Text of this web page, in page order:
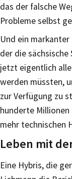
das der falsche
Probleme selbst
Und ein
der die
jetzt eigentlich
werden müssten,
zur Verfügung zu
hunderte Millionen
mehr technischen
Leben mit
Eine Hybris, die